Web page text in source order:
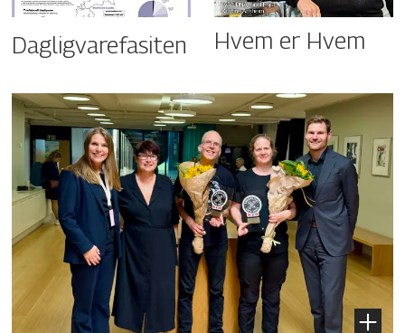
Dagligvarefasiten Hvem er Hvem